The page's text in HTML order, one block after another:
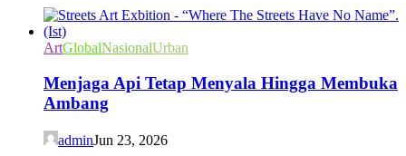
ArtGlobalNasionalUrban
Menjaga Api Tetap Menyala Hingga Membuka
Ambang
adminJun 23, 2026